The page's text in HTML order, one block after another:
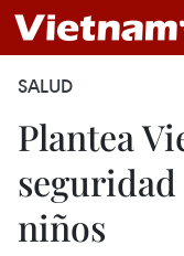
SALUD
Plantea
niños